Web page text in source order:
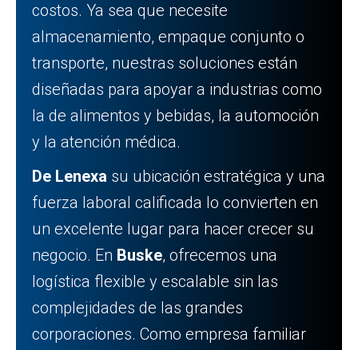
costos. Ya sea que necesite
almacenamiento, empaque conjunto o
transporte, nuestras soluciones están
diseñadas para apoyar a industrias como
la de alimentos y bebidas, la automoción
y la atención médica.
De Lenexa su ubicación estratégica y una
fuerza laboral calificada lo convierten en
un excelente lugar para hacer crecer su
negocio. En Buske, ofrecemos una
logística flexible y escalable sin las
complejidades de las grandes
corporaciones. Como empresa familiar